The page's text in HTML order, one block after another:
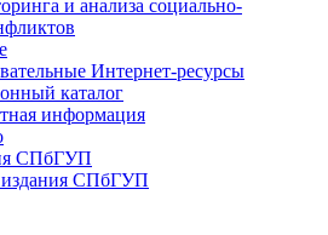
и анализа социально-
Интернет-ресурсы
каталог
информация
СПбГУП
СПбГУП